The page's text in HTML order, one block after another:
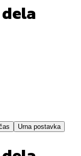
Urna postavka